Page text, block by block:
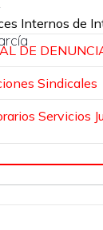
Internos de
DE
Sindicales
Servicios